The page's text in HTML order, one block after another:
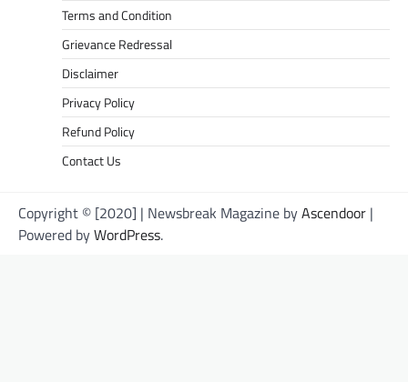
Terms and Condition
Grievance Redressal
Disclaimer
Privacy Policy
Refund Policy
Contact Us
Copyright © [2020] | Newsbreak Magazine byAscendoor |
Powered byWordPress.